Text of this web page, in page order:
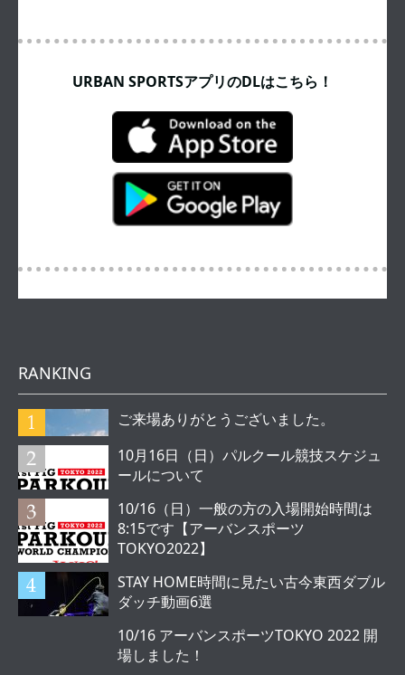
URBAN SPORTSアプリのDLはこちら！
RANKING
ご来場ありがとうございました。
10月16日（日）パルクール競技スケジュ
ールについて
10/16（日）一般の方の入場開始時間は
8:15です【アーバンスポーツ
TOKYO2022】
STAY HOME時間に見たい古今東西ダブル
ダッチ動画6選
10/16 アーバンスポーツTOKYO 2022 開
場しました！